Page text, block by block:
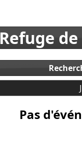
Refuge
Pas